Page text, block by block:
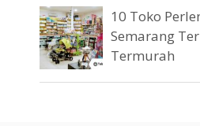
10 Toko
Semarang
Termurah